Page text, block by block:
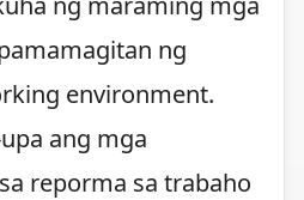
ng
environment.
ang mga
reporma sa trabaho